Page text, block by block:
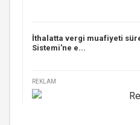
İthalatta vergi muafiyeti
Sistemi'ne e...
REKLAM